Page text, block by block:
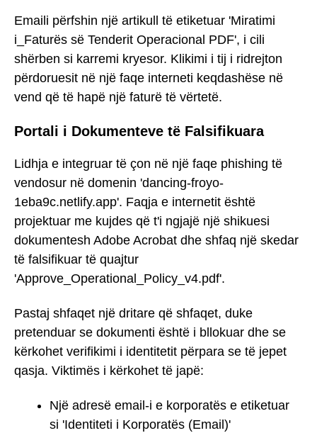
Emaili përfshin një artikull të etiketuar 'Miratimi
i_Faturës së Tenderit Operacional PDF', i cili
shërben si karremi kryesor. Klikimi i tij i ridrejton
përdoruesit në një faqe interneti keqdashëse në
vend që të hapë një faturë të vërtetë.
Portali i Dokumenteve të Falsifikuara
Lidhja e integruar të çon në një faqe phishing të
vendosur në domenin 'dancing-froyo-
1eba9c.netlify.app'. Faqja e internetit është
projektuar me kujdes që t'i ngjajë një shikuesi
dokumentesh Adobe Acrobat dhe shfaq një skedar
të falsifikuar të quajtur
'Approve_Operational_Policy_v4.pdf'.
Pastaj shfaqet një dritare që shfaqet, duke
pretenduar se dokumenti është i bllokuar dhe se
kërkohet verifikimi i identitetit përpara se të jepet
qasja. Viktimës i kërkohet të japë:
Një adresë email-i e korporatës e etiketuar
si 'Identiteti i Korporatës (Email)'